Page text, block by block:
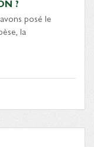
?
posé le
la